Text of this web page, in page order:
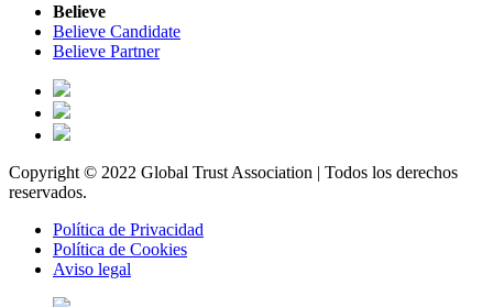
Believe
Believe Candidate
Believe Partner
Copyright © 2022 Global Trust Association | Todos los derechos
reservados.
Política de Privacidad
Política de Cookies
Aviso legal